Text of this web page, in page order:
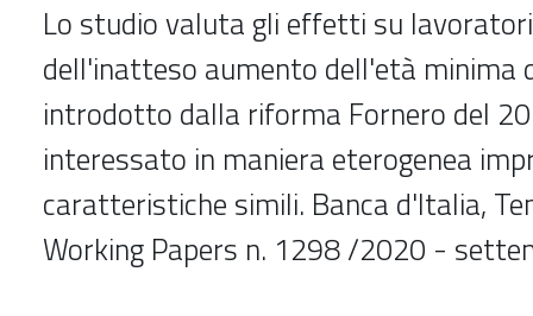
Lo studio valuta gli effetti su
dell'inatteso aumento dell'età minima
introdotto dalla riforma Fornero del
interessato in maniera eterogenea
caratteristiche simili. Banca d'Italia,
Working Papers n. 1298 /2020 -